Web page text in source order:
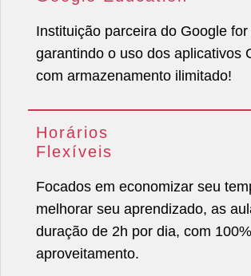
Instituição parceira do Google
garantindo o uso dos aplicativos
com armazenamento ilimitado!
Horários
Flexíveis
Focados em economizar seu
melhorar seu aprendizado, as
duração de 2h por dia, com
aproveitamento.